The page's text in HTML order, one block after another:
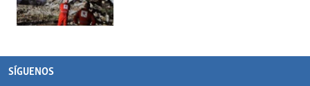
SÍGUENOS